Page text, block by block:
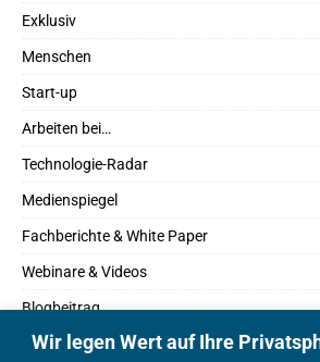
Wir legen Wert auf Ihre
Exklusiv
Menschen
Start-up
Arbeiten bei…
Technologie-Radar
Medienspiegel
Fachberichte & White Paper
Webinare & Videos
Blogbeitrag
Fachbücher